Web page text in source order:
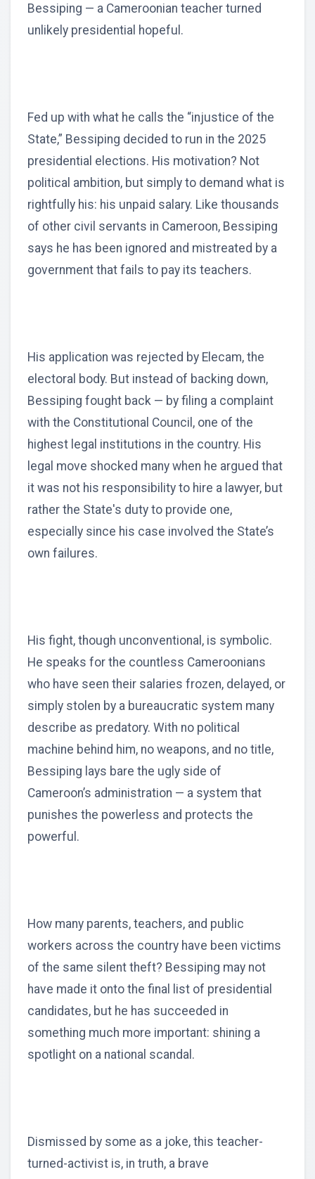
Bessiping — a Cameroonian teacher turned
unlikely presidential hopeful.
Fed up with what he calls the “injustice of the
State,” Bessiping decided to run in the 2025
presidential elections. His motivation? Not
political ambition, but simply to demand what is
rightfully his: his unpaid salary. Like thousands
of other civil servants in Cameroon, Bessiping
says he has been ignored and mistreated by a
government that fails to pay its teachers.
His application was rejected by Elecam, the
electoral body. But instead of backing down,
Bessiping fought back — by filing a complaint
with the Constitutional Council, one of the
highest legal institutions in the country. His
legal move shocked many when he argued that
it was not his responsibility to hire a lawyer, but
rather the State's duty to provide one,
especially since his case involved the State’s
own failures.
His fight, though unconventional, is symbolic.
He speaks for the countless Cameroonians
who have seen their salaries frozen, delayed, or
simply stolen by a bureaucratic system many
describe as predatory. With no political
machine behind him, no weapons, and no title,
Bessiping lays bare the ugly side of
Cameroon’s administration — a system that
punishes the powerless and protects the
powerful.
How many parents, teachers, and public
workers across the country have been victims
of the same silent theft? Bessiping may not
have made it onto the final list of presidential
candidates, but he has succeeded in
something much more important: shining a
spotlight on a national scandal.
Dismissed by some as a joke, this teacher-
turned-activist is, in truth, a brave